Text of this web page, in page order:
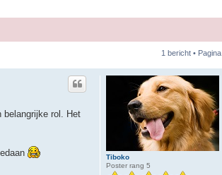
1 bericht • Pagina
Tiboko
Poster rang 5
belangrijke rol. Het